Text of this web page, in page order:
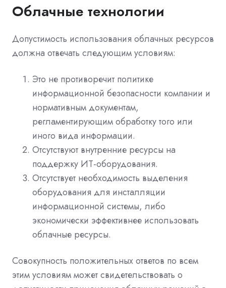
Облачные технологии
Допустимость использования облачных ресурсов
должна отвечать следующим условиям:
Это не противоречит политике
информационной безопасности компании и
нормативным документам,
регламентирующим обработку того или
иного вида информации.
Отсутствуют внутренние ресурсы на
поддержку ИТ-оборудования.
Отсутствует необходимость выделения
оборудования для инсталляции
информационной системы, либо
экономически эффективнее использовать
облачные ресурсы.
Совокупность положительных ответов по всем
этим условиям может свидетельствовать о